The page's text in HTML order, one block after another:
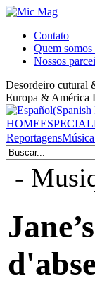
Contato
Quem somos
Nossos
Desordeiro cutural
Europa & América
HOMEESPECIAL
ReportagensMúsica
-